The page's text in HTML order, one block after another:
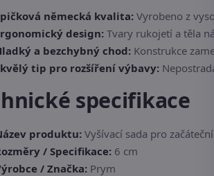
německá kvalita:Vyrobeno z
design: Tvary rukojetí a těla
a bezchybný chod: Konstrukce
tip pro rozšíření výbavy:
specifikace
produktu: Vyšívací sada pro
/ Specifikace: 6 cm
/ Značka: Prym